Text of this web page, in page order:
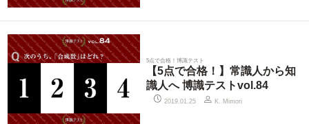
5点で合格！博識テスト
【5点で合格！】常識人から知
識人へ 博識テストvol.84
2019.01.25 K. Mimori